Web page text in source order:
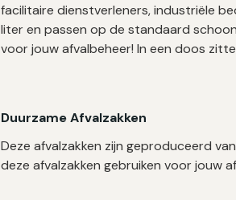
facilitaire dienstverleners, industriële
liter en passen op de standaard
voor jouw afvalbeheer! In een doos
Duurzame Afvalzakken
Deze afvalzakken zijn geproduceerd
deze afvalzakken gebruiken voor jouw